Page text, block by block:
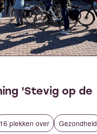
'Stevig op de
16 plekken over Gezondheid